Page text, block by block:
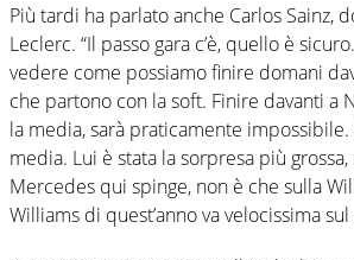
Più tardi ha parlato anche Carlos Sainz,
Leclerc. “Il passo gara c’è, quello è
vedere come possiamo finire domani
che partono con la soft. Finire davanti a
la media, sarà praticamente impossibile.
media. Lui è stata la sorpresa più
Mercedes qui spinge, non è che sulla
Williams di quest’anno va velocissima